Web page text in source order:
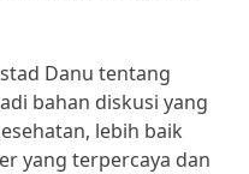
Danu tentang
bahan diskusi yang
lebih baik
yang terpercaya dan